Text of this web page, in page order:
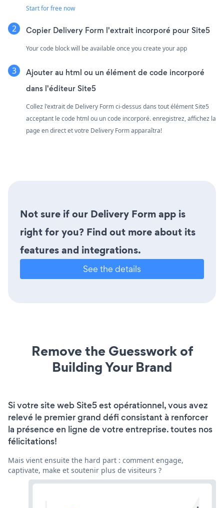
Start for free now
Copier Delivery Form l'extrait incorporé pour Site5
Your code block will be available once you create your app
Ajouter au html ou un élément de code incorporé
dans l'éditeur Site5
Collez l'extrait de Delivery Form ci-dessus dans tout élément Site5
acceptant le code html ou un code incorporé. enregistrez, affichez la
page en direct et votre Delivery Form apparaîtra!
Not sure if our Delivery Form app is
right for you? Find out more about its
features and integrations.
See the details
Remove the Guesswork of
Building Your Brand
Si votre site web Site5 est opérationnel, vous avez
relevé le premier grand défi consistant à renforcer
la présence en ligne de votre entreprise. toutes nos
félicitations!
Mais vient ensuite the hard part : comment engage,
captivate, make et soutenir plus de visiteurs ?